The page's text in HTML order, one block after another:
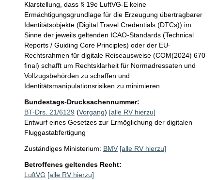
Klarstellung, dass § 19e LuftVG-E keine
Ermächtigungsgrundlage für die Erzeugung übertragbarer
Identitätsobjekte (Digital Travel Credentials (DTCs)) im
Sinne der jeweils geltenden ICAO-Standards (Technical
Reports / Guiding Core Principles) oder der EU-
Rechtsrahmen für digitale Reiseausweise (COM(2024) 670
final) schafft um Rechtsklarheit für Normadressaten und
Vollzugsbehörden zu schaffen und
Identitätsmanipulationsrisiken zu minimieren
Bundestags-Drucksachennummer:
BT-Drs. 21/6129 (Vorgang) [alle RV hierzu]
Entwurf eines Gesetzes zur Ermöglichung der digitalen
Fluggastabfertigung
Zuständiges Ministerium: BMV [alle RV hierzu]
Betroffenes geltendes Recht:
LuftVG [alle RV hierzu]